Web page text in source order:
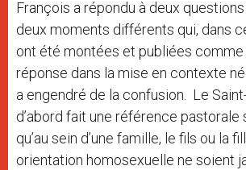
François a répondu à deux
deux moments différents qui, dans
ont été montées et publiées comme
réponse dans la mise en contexte
a engendré de la confusion. Le
d’abord fait une référence pastorale
qu’au sein d’une famille, le fils ou la
orientation homosexuelle ne soient